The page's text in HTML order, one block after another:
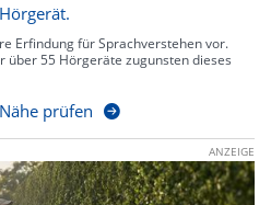
Erfindung für Sprachverstehen vor.
über 55 Hörgeräte zugunsten dieses
prüfen
ANZEIGE